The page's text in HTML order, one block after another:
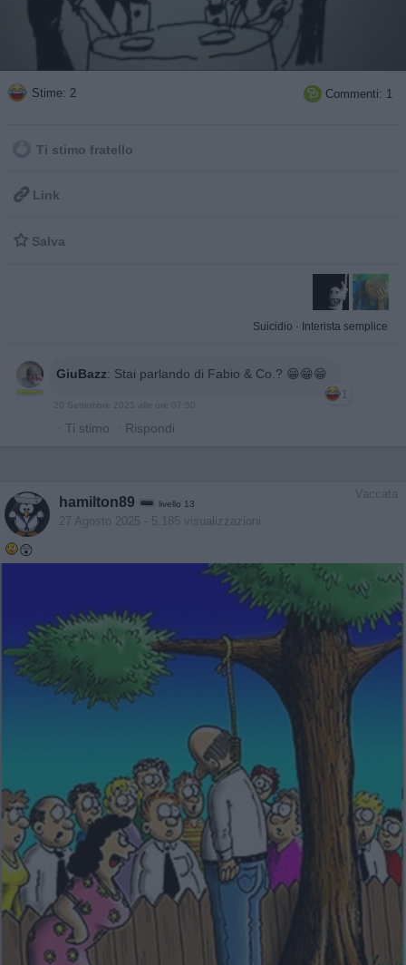
Stime: 2  Commenti: 1
Ti stimo fratello
 Link
 Salva
Suicidio · Interista semplice
GiuBazz: Stai parlando di Fabio & Co.? 😁😁😁
1
20 Settembre 2025 alle ore 07:50
· Ti stimo · Rispondi
Vaccata
hamilton89 livello 13
27 Agosto 2025 - 5.185 visualizzazioni
😲